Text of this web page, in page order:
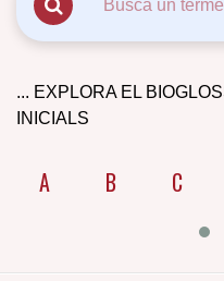
... EXPLORA EL
INICIALS
A B C